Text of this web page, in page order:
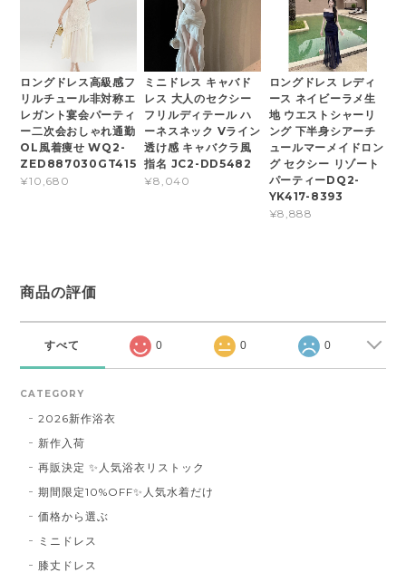
ロングドレス高級感フ
リルチュール非対称エ
レガント宴会パーティ
ー二次会おしゃれ通勤
OL風着痩せ WQ2-
ZED887030GT415
¥10,680
ミニドレス キャバド
レス 大人のセクシー
フリルディテール ハ
ーネスネック Vライン
透け感 キャバクラ風
指名 JC2-DD5482
¥8,040
ロングドレス レディ
ース ネイビーラメ生
地 ウエストシャーリ
ング 下半身シアーチ
ュールマーメイドロン
グ セクシー リゾート
パーティーDQ2-
YK417-8393
¥8,888
商品の評価
すべて 0 0 0
CATEGORY
2026新作浴衣
新作入荷
再販決定 ✨人気浴衣リストック
期間限定10%OFF✨人気水着だけ
価格から選ぶ
ミニドレス
膝丈ドレス